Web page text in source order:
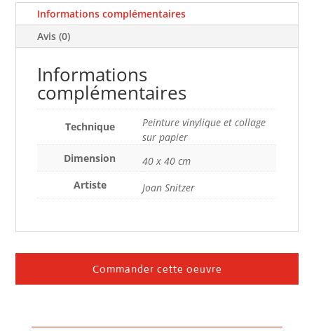
Informations complémentaires
Avis (0)
Informations
complémentaires
Technique
Peinture vinylique et collage
sur papier
Dimension
40 x 40 cm
Artiste
Joan Snitzer
Commander cette oeuvre